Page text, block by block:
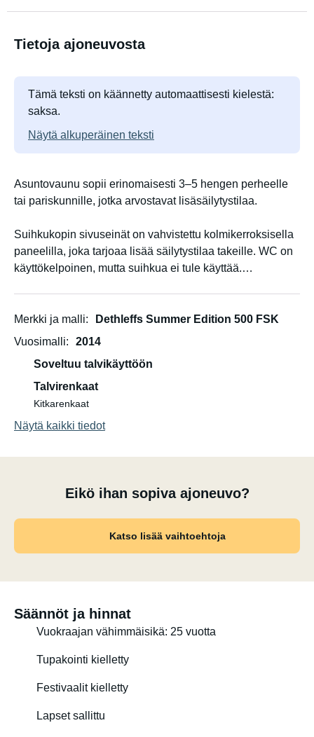
Tietoja ajoneuvosta
Tämä teksti on käännetty automaattisesti kielestä:
saksa.
Näytä alkuperäinen teksti
Asuntovaunu sopii erinomaisesti 3–5 hengen perheelle
tai pariskunnille, jotka arvostavat lisäsäilytystilaa.
Suihkukopin sivuseinät on vahvistettu kolmikerroksisella
paneelilla, joka tarjoaa lisää säilytystilaa takeille. WC on
käyttökelpoinen, mutta suihkua ei tule käyttää.
on tuotava mukana.
ulko-ovesta puuttuu laskostettu hyönteisverkko.
Merkki ja malli
Dethleffs Summer Edition 500 FSK
Vuosimalli
2014
Soveltuu talvikäyttöön
Talvirenkaat
Kitkarenkaat
Näytä kaikki tiedot
Eikö ihan sopiva ajoneuvo?
Katso lisää vaihtoehtoja
Säännöt ja hinnat
Vuokraajan vähimmäisikä: 25 vuotta
Tupakointi kielletty
Festivaalit kielletty
Lapset sallittu